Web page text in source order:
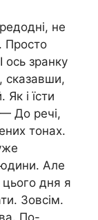
не
Просто
ось зранку
сказавши,
і їсти
До речі,
тонах.
Але
цього дня я
Зовсім.